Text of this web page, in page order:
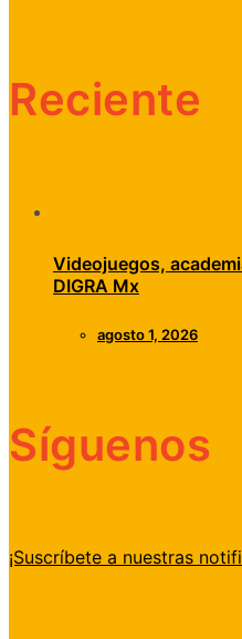
Reciente
Videojuegos,
DIGRA Mx
agosto 1, 2026
Síguenos
¡Suscríbete a nuestras